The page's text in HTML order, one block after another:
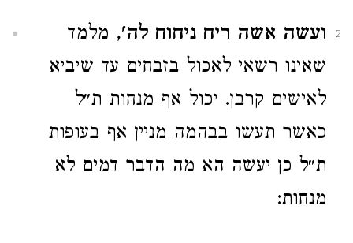
2 ועשה אשה ריח ניחוח לה', מלמד
שאינו רשאי לאכול בזבחים עד שיביא
לאישים קרבן. יכול אף מנחות ת״ל
כאשר תעשו בבהמה מניין אף בעופות
ת״ל כן יעשה הא מה הדבר דמים לא
מנחות: